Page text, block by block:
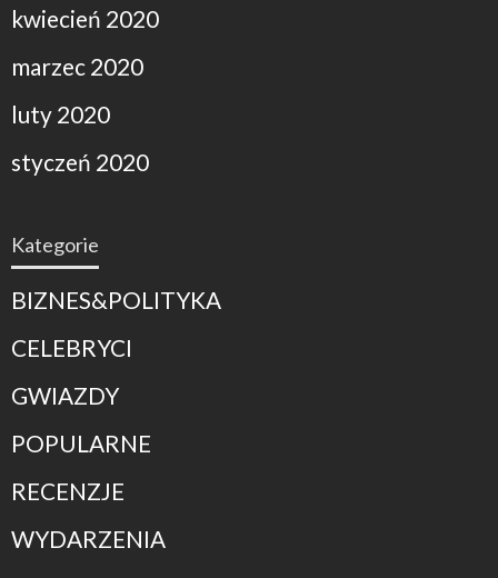
kwiecień 2020
marzec 2020
luty 2020
styczeń 2020
Kategorie
BIZNES&POLITYKA
CELEBRYCI
GWIAZDY
POPULARNE
RECENZJE
WYDARZENIA